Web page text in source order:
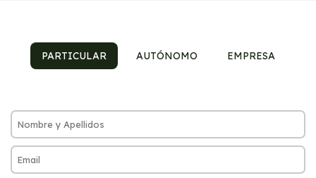
PARTICULAR AUTÓNOMO EMPRESA